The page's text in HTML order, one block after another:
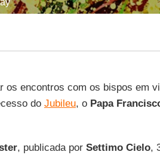
os encontros com os bispos em
do Jubileu, o Papa
, publicada por Settimo Cielo,